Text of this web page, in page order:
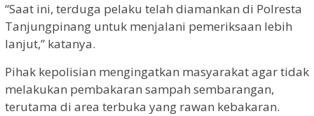
“Saat ini, terduga pelaku telah diamankan di Polresta
Tanjungpinang untuk menjalani pemeriksaan lebih
lanjut,” katanya.
Pihak kepolisian mengingatkan masyarakat agar tidak
melakukan pembakaran sampah sembarangan,
terutama di area terbuka yang rawan kebakaran.